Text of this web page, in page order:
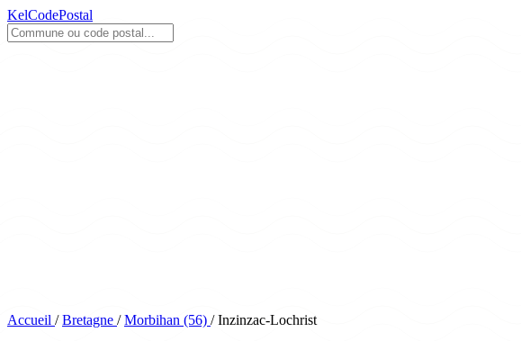
KelCodePostal
Accueil / Bretagne / Morbihan (56) / Inzinzac-Lochrist